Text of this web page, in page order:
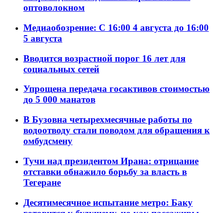
оптоволокном
Медиаобозрение: С 16:00 4 августа до 16:00
5 августа
Вводится возрастной порог 16 лет для
социальных сетей
Упрощена передача госактивов стоимостью
до 5 000 манатов
В Бузовна четырехмесячные работы по
водоотводу стали поводом для обращения к
омбудсмену
Тучи над президентом Ирана: отрицание
отставки обнажило борьбу за власть в
Тегеране
Десятимесячное испытание метро: Баку